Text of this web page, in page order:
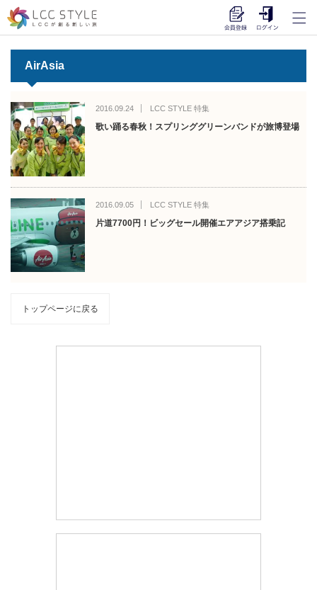
AirAsia
2016.09.24 LCC STYLE 特集
歌い踊る春秋！スプリンググリーンバンドが旅博登場
2016.09.05 LCC STYLE 特集
片道7700円！ビッグセール開催エアアジア搭乗記
トップページに戻る